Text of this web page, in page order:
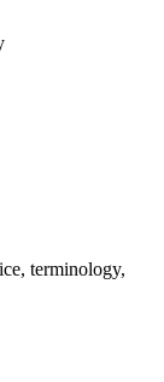
terminology,